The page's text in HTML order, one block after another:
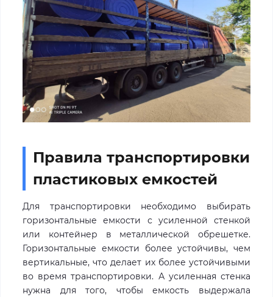
Правила транспортировки
пластиковых емкостей
Для транспортировки необходимо выбирать
горизонтальные емкости с усиленной стенкой
или контейнер в металлической обрешетке.
Горизонтальные емкости более устойчивы, чем
вертикальные, что делает их более устойчивыми
во время транспортировки. А усиленная стенка
нужна для того, чтобы емкость выдержала